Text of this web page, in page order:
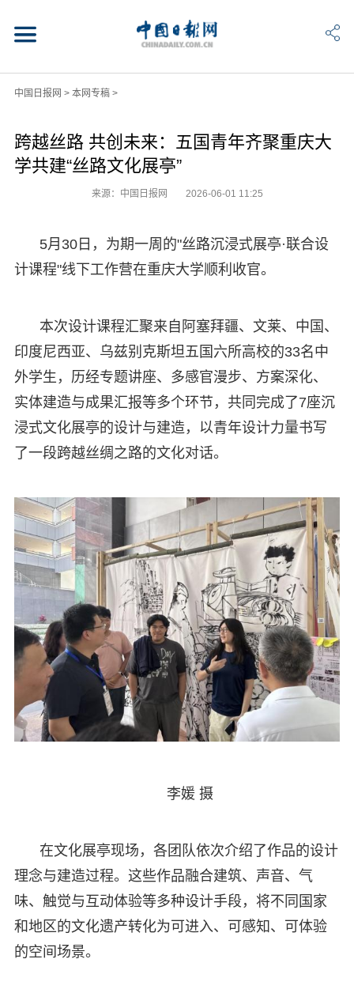
中国日报网 > 本网专稿>
跨越丝路 共创未来：五国青年齐聚重庆大
学共建“丝路文化展亭”
来源：中国日报网 2026-06-01 11:25
5月30日，为期一周的"丝路沉浸式展亭·联合设
计课程"线下工作营在重庆大学顺利收官。
本次设计课程汇聚来自阿塞拜疆、文莱、中国、
印度尼西亚、乌兹别克斯坦五国六所高校的33名中
外学生，历经专题讲座、多感官漫步、方案深化、
实体建造与成果汇报等多个环节，共同完成了7座沉
浸式文化展亭的设计与建造，以青年设计力量书写
了一段跨越丝绸之路的文化对话。
李媛 摄
在文化展亭现场，各团队依次介绍了作品的设计
理念与建造过程。这些作品融合建筑、声音、气
味、触觉与互动体验等多种设计手段，将不同国家
和地区的文化遗产转化为可进入、可感知、可体验
的空间场景。